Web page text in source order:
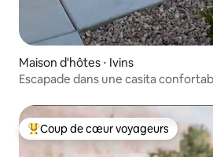
Maison d'hôtes ⋅ Ivins
Escapade dans une casita
Coups de cœur voyageurs les plus
Coup de cœur voyageurs